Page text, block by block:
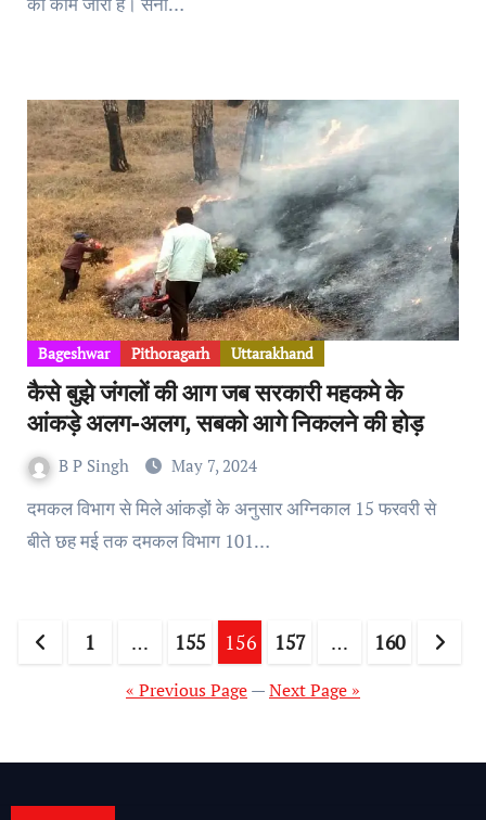
Bageshwar Pithoragarh Uttarakhand
कैसे बुझे जंगलों की आग जब सरकारी महकमे के
आंकड़े अलग-अलग, सबको आगे निकलने की होड़
B P Singh May 7, 2024
दमकल विभाग से मिले आंकड़ों के अनुसार अग्निकाल 15 फरवरी से
बीते छह मई तक दमकल विभाग 101…
Posts
pagination
1 … 155 156 157 … 160
« Previous Page—Next Page »